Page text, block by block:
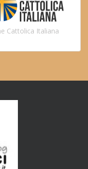
Cattolica Italiana